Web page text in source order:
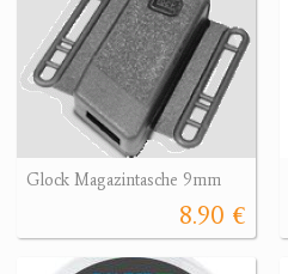
Glock Magazintasche 9mm
8.90 €